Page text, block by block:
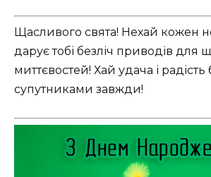
Щасливого свята! Нехай кожен
дарує тобі безліч приводів для
миттєвостей! Хай удача і радість
супутниками завжди!